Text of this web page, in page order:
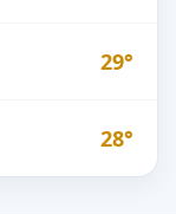
29°
28°